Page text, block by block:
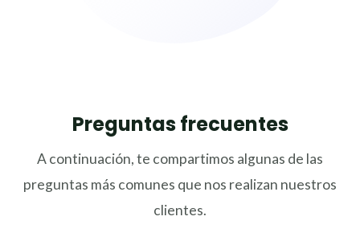
Preguntas frecuentes
A continuación, te compartimos algunas de las
preguntas más comunes que nos realizan nuestros
clientes.